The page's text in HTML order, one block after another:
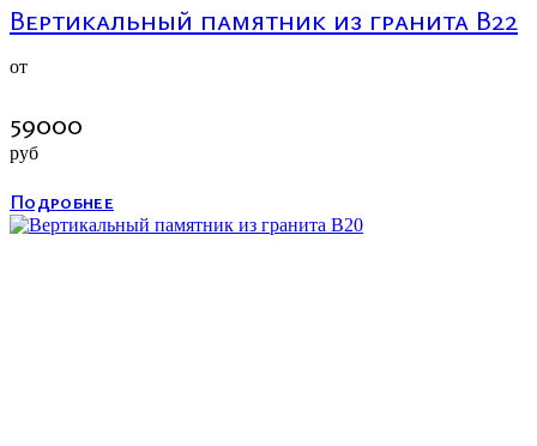
Вертикальный памятник из гранита В22
от
59000
руб
Подробнее